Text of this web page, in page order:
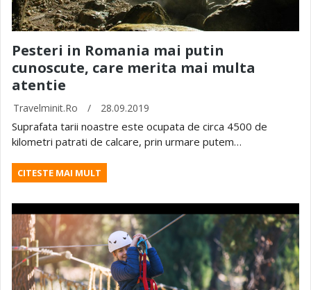
Pesteri in Romania mai putin
cunoscute, care merita mai multa
atentie
Travelminit.ro / 28.09.2019
Suprafata tarii noastre este ocupata de circa 4500 de
kilometri patrati de calcare, prin urmare putem…
CITESTE MAI MULT